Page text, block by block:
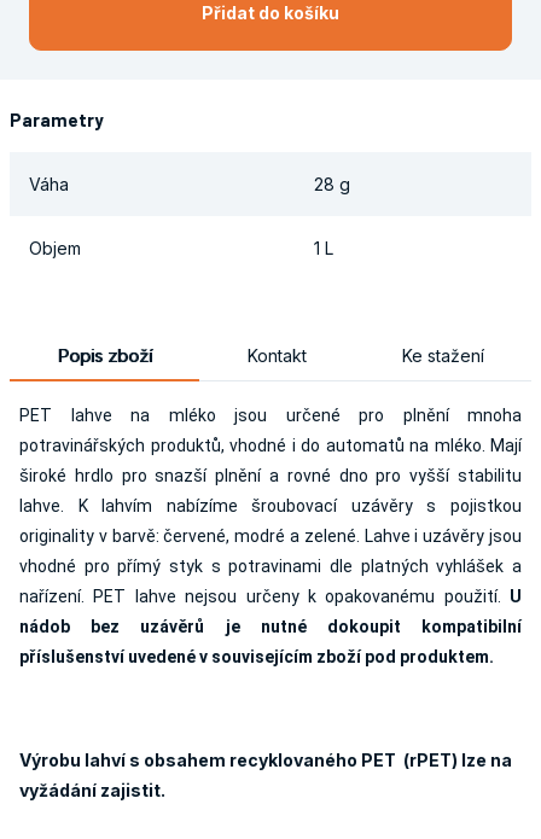
Přidat do košíku
Parametry
Váha 28 g
Objem 1 L
Popis zboží Kontakt Ke stažení
PET lahve na mléko jsou určené pro plnění mnoha
potravinářských produktů, vhodné i do automatů na mléko. Mají
široké hrdlo pro snazší plnění a rovné dno pro vyšší stabilitu
lahve. K lahvím nabízíme šroubovací uzávěry s pojistkou
originality v barvě: červené, modré a zelené. Lahve i uzávěry jsou
vhodné pro přímý styk s potravinami dle platných vyhlášek a
nařízení. PET lahve nejsou určeny k opakovanému použití. U
nádob bez uzávěrů je nutné dokoupit kompatibilní
příslušenství uvedené v souvisejícím zboží pod produktem.
Výrobu lahví s obsahem recyklovaného PET (rPET) lze na
vyžádání zajistit.